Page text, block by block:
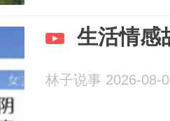
生活情感
林子说事 2026-08-